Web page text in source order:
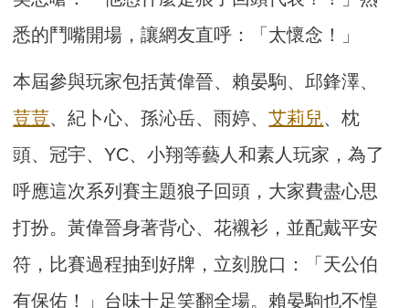
悉的鬥嘴開場，讓網友直呼：「太懷念！」
本屆參與玩家包括黃偉晉、賴晏駒、邱鋒澤、
荳荳、紀卜心、孫沁岳、雨婷、艾莉兒、枕
頭、冠宇、YC、小翔等藝人和素人玩家，為了
呼應這次系列賽主題狼子回頭，大家費盡心思
打扮。黃偉晉身著背心、花襯衫，並配戴平安
符，比賽過程抽到好牌，立刻脫口：「天公伯
有保佑！」台味十足笑翻全場。賴晏駒也不惶